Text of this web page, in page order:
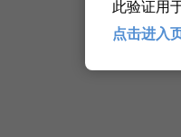
此验证用
点击进入